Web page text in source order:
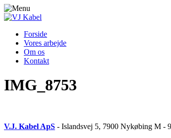
Forside
Vores arbejde
Om os
Kontakt
IMG_8753
V.J. Kabel ApS - Islandsvej 5, 7900 Nykøbing M -